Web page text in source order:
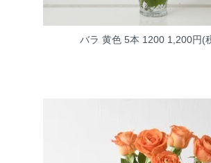
バラ 黄色 5本 12001,200円(